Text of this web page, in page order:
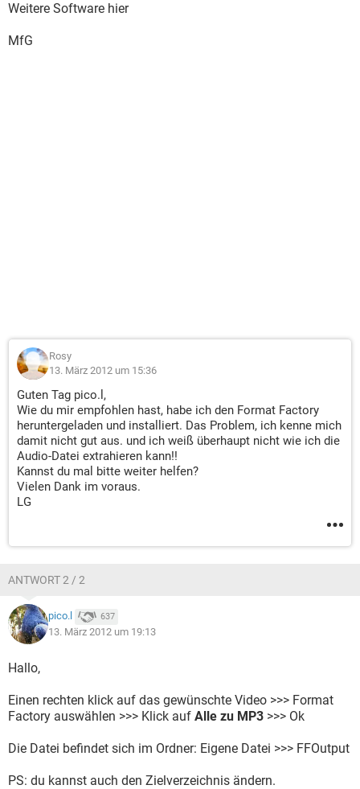
Weitere Software hier
MfG
Rosy
13. März 2012 um 15:36
Guten Tag pico.l,
Wie du mir empfohlen hast, habe ich den Format Factory
heruntergeladen und installiert. Das Problem, ich kenne mich
damit nicht gut aus. und ich weiß überhaupt nicht wie ich die
Audio-Datei extrahieren kann!!
Kannst du mal bitte weiter helfen?
Vielen Dank im voraus.
LG
ANTWORT 2 / 2
pico.l 637
13. März 2012 um 19:13
Hallo,
Einen rechten klick auf das gewünschte Video >>> Format
Factory auswählen >>> Klick auf Alle zu MP3 >>> Ok
Die Datei befindet sich im Ordner: Eigene Datei >>> FFOutput
PS: du kannst auch den Zielverzeichnis ändern.